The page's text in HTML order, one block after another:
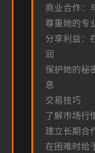
商业合作：
尊重她的专
分享利益：
润
保护她的秘
息
交易技巧
了解市场行
建立长期合
在困难时给